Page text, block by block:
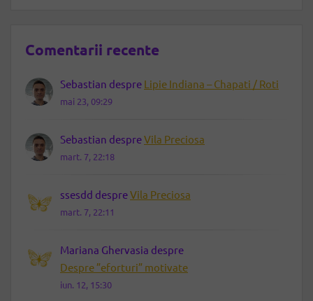
Comentarii recente
Sebastian despre Lipie Indiana – Chapati / Roti
mai 23, 09:29
Sebastian despreVila Preciosa
mart. 7, 22:18
ssesdd despreVila Preciosa
mart. 7, 22:11
Mariana Ghervasia despre
Despre ”eforturi” motivate
iun. 12, 15:30